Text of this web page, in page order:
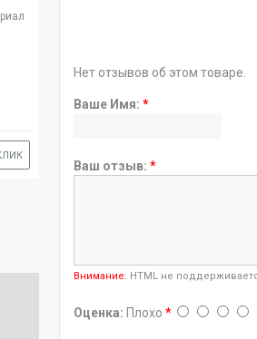
Нет отзывов об этом товаре.
Ваше Имя:*
Ваш отзыв:*
Внимание: HTML не
Оценка: Плохо*